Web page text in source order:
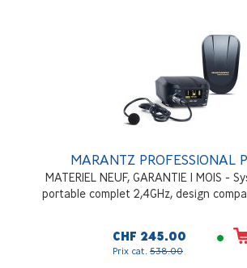
MARANTZ PROFESSIONAL
MATERIEL NEUF, GARANTIE 1 MOIS -
portable complet 2,4GHz, design
CHF 245.00
Prix cat. 538.00